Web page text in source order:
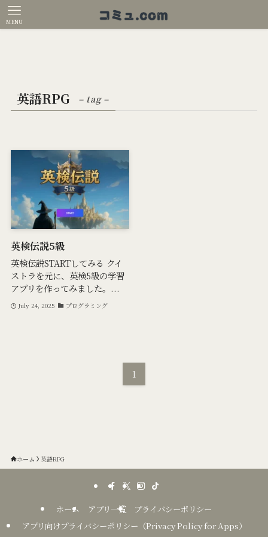
MENU
英語RPG – tag –
英検伝説5級
英検伝説STARTしてみる クイ
ストラを元に、英検5級の学習
アプリを作ってみました。...
July 24, 2025 プログラミング
1
ホーム 英語RPG
ホーム アプリ一覧
プライバシーポリシー
アプリ向けプライバシーポリシー（Privacy Policy for Apps）